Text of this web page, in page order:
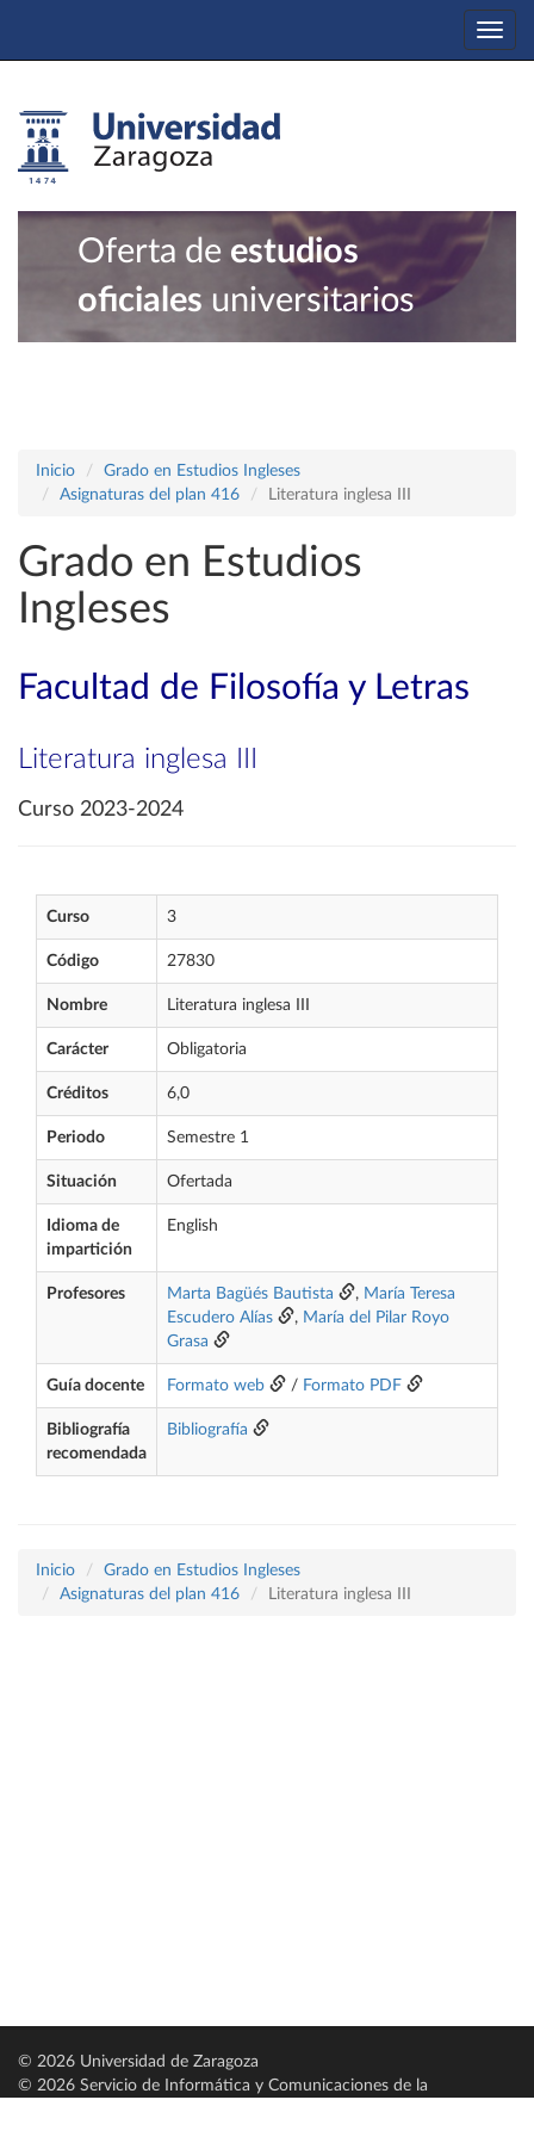
Oferta de estudios
oficiales universitarios
Inicio
Grado en Estudios Ingleses
Asignaturas del plan 416
Literatura inglesa III
Grado en Estudios
Ingleses
Facultad de Filosofía y Letras
Literatura inglesa III
Curso 2023-2024
Curso 3
Código 27830
Nombre Literatura inglesa III
Carácter Obligatoria
Créditos 6,0
Periodo Semestre 1
Situación Ofertada
Idioma de
impartición
English
Profesores Marta Bagüés Bautista , María Teresa
Escudero Alías
, María del Pilar Royo
Grasa
Guía docente Formato web / Formato PDF
Bibliografía
recomendada
Bibliografía
Inicio
Grado en Estudios Ingleses
Asignaturas del plan 416
Literatura inglesa III
© 2026 Universidad de Zaragoza
© 2026 Servicio de Informática y Comunicaciones de la